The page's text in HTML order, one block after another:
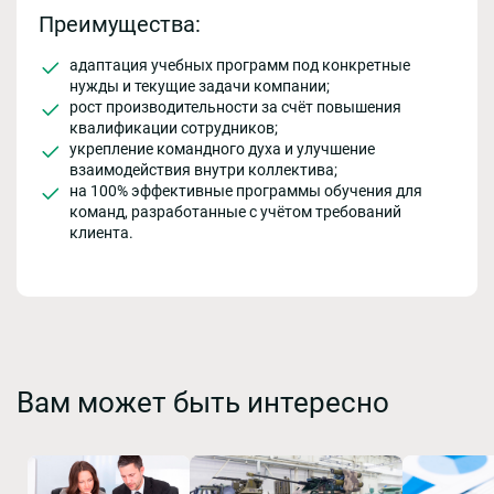
Преимущества:
адаптация учебных программ под конкретные
нужды и текущие задачи компании;
рост производительности за счёт повышения
квалификации сотрудников;
укрепление командного духа и улучшение
взаимодействия внутри коллектива;
на 100% эффективные программы обучения для
команд, разработанные с учётом требований
клиента.
Вам может быть интересно